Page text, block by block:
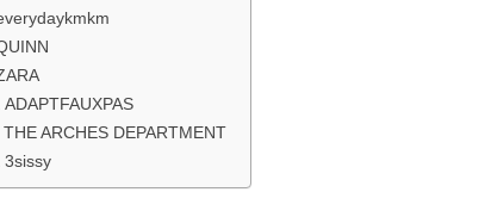
ADAPTFAUXPAS
THE ARCHES DEPARTMENT
3sissy